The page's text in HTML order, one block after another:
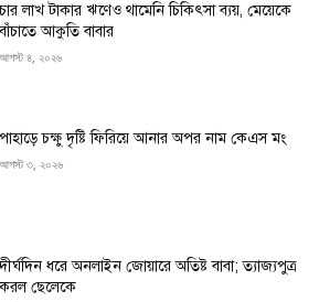
চার লাখ টাকার ঋণেও থামেনি চিকিৎসা ব্যয়, মেয়েকে
বাঁচাতে আকুতি বাবার
আগস্ট ৪, ২০২৬
পাহাড়ে চক্ষু দৃষ্টি ফিরিয়ে আনার অপর নাম কেএস মং
আগস্ট ৩, ২০২৬
দীর্ঘদিন ধরে অনলাইন জোয়ারে অতিষ্ট বাবা; ত্যাজ্যপুত্র
করল ছেলেকে